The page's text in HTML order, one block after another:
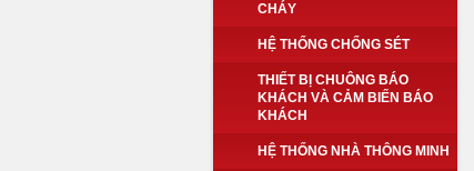
CHÁY
HỆ THỐNG CHỐNG SÉT
THIẾT BỊ CHUÔNG BÁO
KHÁCH VÀ CẢM BIẾN BÁO
KHÁCH
HỆ THỐNG NHÀ THÔNG MINH